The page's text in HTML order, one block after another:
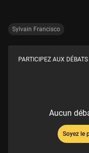
Sylvain Francisco
PARTICIPEZ AUX DÉBATS
Aucun
Soyez le